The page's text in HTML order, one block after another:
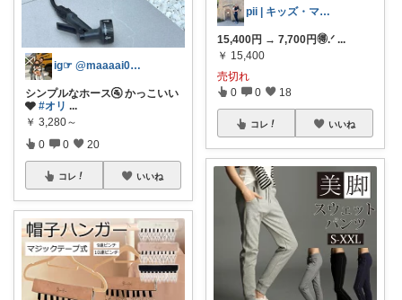
ig☞ @maaaai0111
シンプルなホース🚰 かっこいい
🩶 #オリ ...
￥ 3,280～
0 0 20
コレ いいね
pii | キッズ・ママファッション🪿
15,400円 → 7,700円🉐‪.ᐟ‪ ...
￥ 15,400
売切れ
0 0 18
コレ いいね